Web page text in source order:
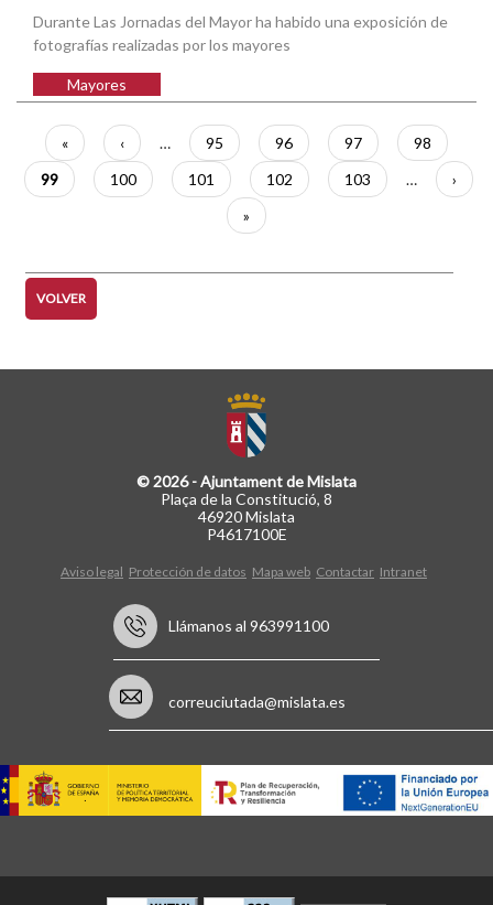
Durante Las Jornadas del Mayor ha habido una exposición de
fotografías realizadas por los mayores
Mayores
Paginación
Primera
página
«
Página
anterior
‹ … Página
95 Página
96 Página
97 Página
98
Página
actual
99 Página
100 Página
101 Página
102 Página
103 …
›
Última
página
»
VOLVER
© 2026 - Ajuntament de Mislata
Plaça de la Constitució, 8
46920 Mislata
P4617100E
Aviso legal Protección de datos Mapa web Contactar Intranet
Llámanos al 963991100
correuciutada@mislata.es